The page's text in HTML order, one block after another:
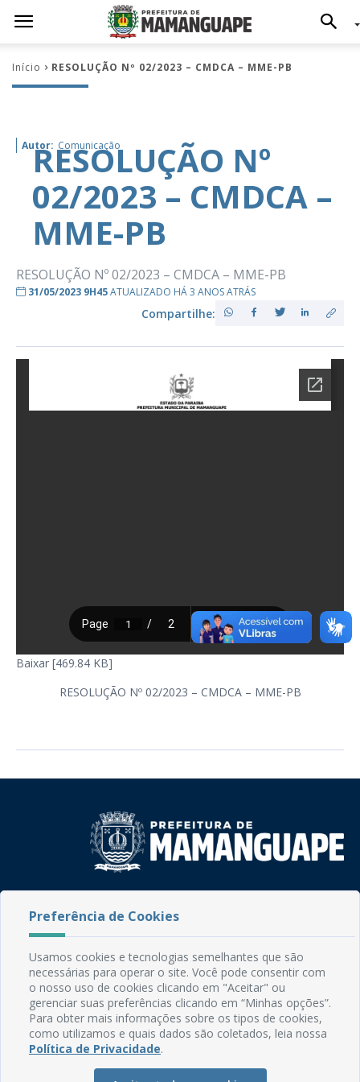
Início RESOLUÇÃO Nº 02/2023 – CMDCA – MME-PB
Autor: Comunicação
RESOLUÇÃO Nº
02/2023 – CMDCA –
MME-PB
RESOLUÇÃO Nº 02/2023 – CMDCA – MME-PB
31/05/2023 9H45ATUALIZADO HÁ 3 ANOS ATRÁS
Compartilhe:
Baixar [469.84 KB]
RESOLUÇÃO Nº 02/2023 – CMDCA – MME-PB
CEP: 58.280-000 - Mamanguape/PB
Expediente: Segunda à Sexta, das 08h às 13h
Mapa do Site
Perguntas frequentes
Manual de Navegação
Preferência de Cookies
Usamos cookies e tecnologias semelhantes que são
necessárias para operar o site. Você pode consentir com
o nosso uso de cookies clicando em "Aceitar" ou
gerenciar suas preferências clicando em “Minhas opções”.
Para obter mais informações sobre os tipos de cookies,
como utilizamos e quais dados são coletados, leia nossa
Política de Privacidade.